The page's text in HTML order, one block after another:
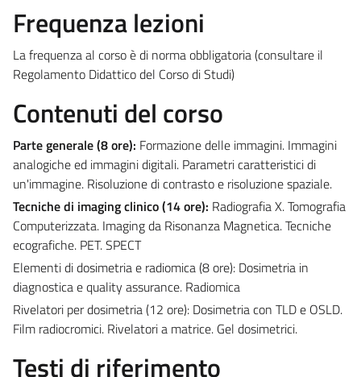
Frequenza lezioni
La frequenza al corso è di norma obbligatoria (consultare il
Regolamento Didattico del Corso di Studi)
Contenuti del corso
Parte generale (8 ore): Formazione delle immagini. Immagini
analogiche ed immagini digitali. Parametri caratteristici di
un'immagine. Risoluzione di contrasto e risoluzione spaziale.
Tecniche di imaging clinico (14 ore): Radiografia X. Tomografia
Computerizzata. Imaging da Risonanza Magnetica. Tecniche
ecografiche. PET. SPECT
Elementi di dosimetria e radiomica (8 ore): Dosimetria in
diagnostica e quality assurance. Radiomica
Rivelatori per dosimetria (12 ore): Dosimetria con TLD e OSLD.
Film radiocromici. Rivelatori a matrice. Gel dosimetrici.
Testi di riferimento